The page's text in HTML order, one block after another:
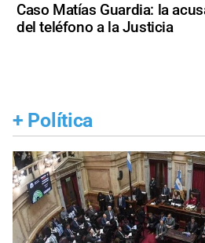
Caso Matías Guardia: la
del teléfono a la Justicia
+ Política